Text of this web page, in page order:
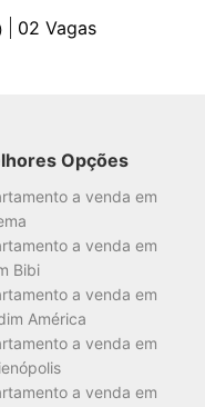
02 Vagas
Opções
a venda em
a venda em
Bibi
a venda em
América
a venda em
a venda em